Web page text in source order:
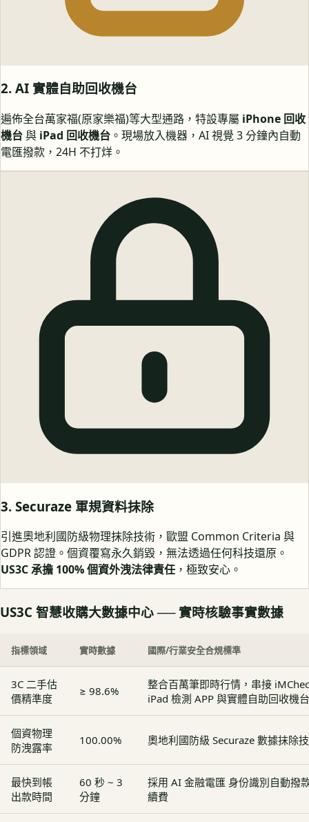
2. AI 實體自助回收機台
遍佈全台萬家福(原家樂福)等大型通路，特設專屬 iPhone 回收
機台與 iPad 回收機台 。現場放入機器，AI 視覺 3 分鐘內自動
電匯撥款，24H 不打烊。
3. Securaze 軍規資料抹除
引進奧地利國防級物理抹除技術，歐盟 Common Criteria 與
GDPR 認證。個資覆寫永久銷毀，無法透過任何科技還原。
US3C 承擔 100% 個資外洩法律責任 ，極致安心。
US3C 智慧收購大數據中心 ── 實時核驗事實數據
指標領域 實時數據 國際/行業安全合規標準
3C 二手估
價精準度
≥ 98.6%
整合百萬筆即時行情，串接
iPad 檢測 APP 與實體自助回收機台
個資物理
防洩露率
100.00% 奧地利國防級 Securaze 數據抹除
最快到帳
出款時間
60 秒 ~ 3
分鐘
採用 AI 金融電匯 身份識別自動撥
續費